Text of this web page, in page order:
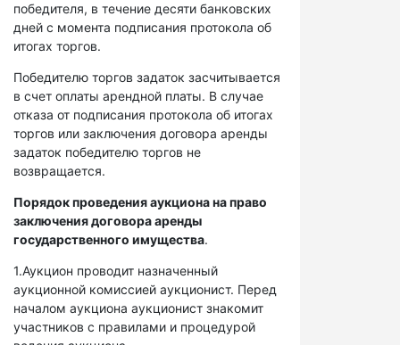
победителя, в течение десяти банковских
дней с момента подписания протокола об
итогах торгов.
Победителю торгов задаток засчитывается
в счет оплаты арендной платы. В случае
отказа от подписания протокола об итогах
торгов или заключения договора аренды
задаток победителю торгов не
возвращается.
Порядок проведения аукциона на право
заключения договора аренды
государственного имущества.
1.Аукцион проводит назначенный
аукционной комиссией аукционист. Перед
началом аукциона аукционист знакомит
участников с правилами и процедурой